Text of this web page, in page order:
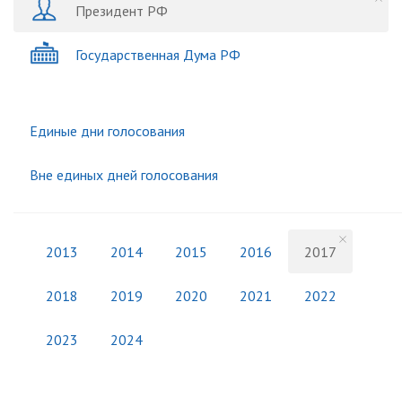
Президент РФ
Государственная Дума РФ
Единые дни голосования
Вне единых дней голосования
2013 2014 2015 2016 2017
2018 2019 2020 2021 2022
2023 2024